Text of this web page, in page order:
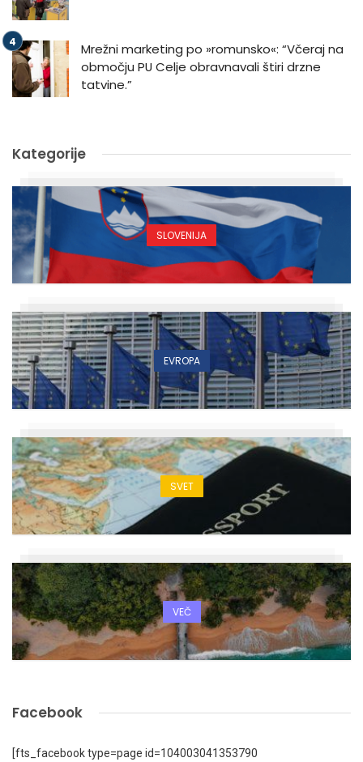
Mrežni marketing po »romunsko«: “Včeraj na
območju PU Celje obravnavali štiri drzne
tatvine.”
Kategorije
SLOVENIJA
EVROPA
SVET
VEČ
Facebook
[fts_facebook type=page id=104003041353790